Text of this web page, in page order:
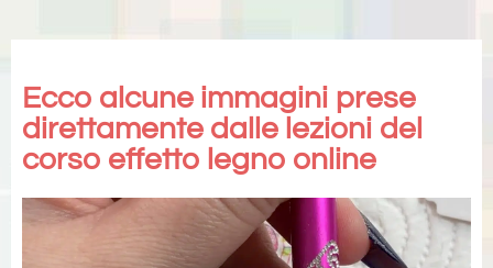
Ecco alcune immagini prese
direttamente dalle lezioni del
corso effetto legno online